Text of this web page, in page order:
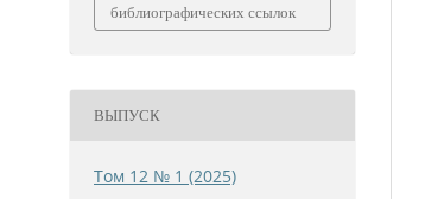
библиографических ссылок
ВЫПУСК
Том 12 № 1 (2025)